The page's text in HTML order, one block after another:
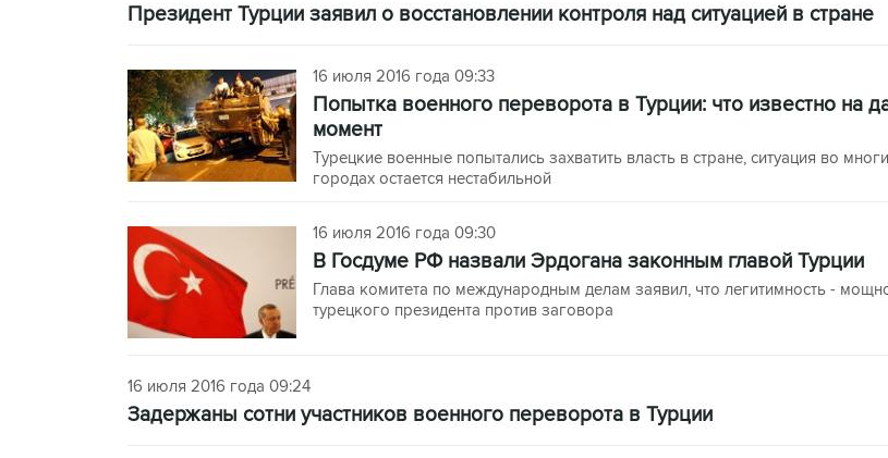
Президент Турции заявил о восстановлении контроля над ситуацией в стране
16 июля 2016 года 09:33
Попытка военного переворота в Турции: что известно на
момент
Турецкие военные попытались захватить власть в стране, ситуация во
городах остается нестабильной
16 июля 2016 года 09:30
В Госдуме РФ назвали Эрдогана законным главой Турции
Глава комитета по международным делам заявил, что легитимность -
турецкого президента против заговора
16 июля 2016 года 09:24
Задержаны сотни участников военного переворота в Турции